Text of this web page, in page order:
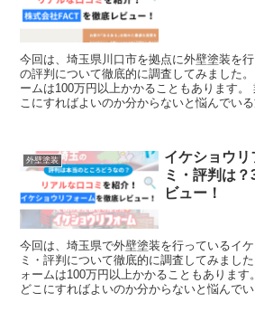
今回は、埼玉県川口市を拠点に外壁塗装を
の評判について徹底的に調査してみました
ームは100万円以上かかることもあります
こにすればよいのか分からないと悩んでいる
外壁塗装
イケショウリ
ミ・評判は
ビュー！
今回は、埼玉県で外壁塗装を行っているイ
ミ・評判について徹底的に調査してみまし
ォームは100万円以上かかることもありま
どこにすればよいのか分からないと悩んで